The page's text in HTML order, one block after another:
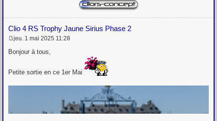
Clio 4 RS Trophy Jaune Sirius Phase 2
e
a
e
jeu. 1 mai 2025 11:28
Bonjour à tous,
Petite sortie en ce 1er Mai